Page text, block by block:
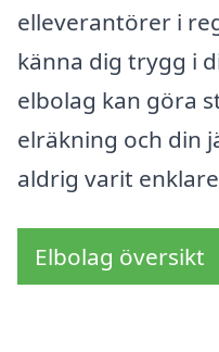
elleverantörer i
känna dig trygg i
elbolag kan göra
elräkning och din
aldrig varit
Elbolag översikt